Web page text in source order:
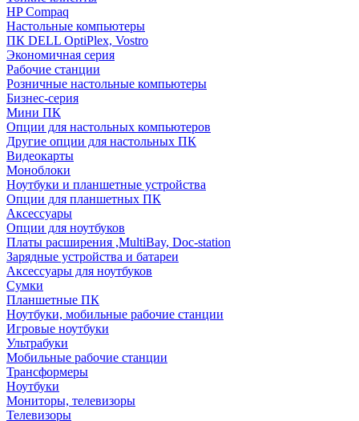
HP Compaq
Настольные компьютеры
ПК DELL OptiPlex, Vostro
Экономичная серия
Рабочие станции
Розничные настольные компьютеры
Бизнес-серия
Мини ПК
Опции для настольных компьютеров
Другие опции для настольных ПК
Видеокарты
Моноблоки
Ноутбуки и планшетные устройства
Опции для планшетных ПК
Аксессуары
Опции для ноутбуков
Платы расширения ,MultiBay, Doc-station
Зарядные устройства и батареи
Аксессуары для ноутбуков
Сумки
Планшетные ПК
Ноутбуки, мобильные рабочие станции
Игровые ноутбуки
Ультрабуки
Мобильные рабочие станции
Трансформеры
Ноутбуки
Мониторы, телевизоры
Телевизоры